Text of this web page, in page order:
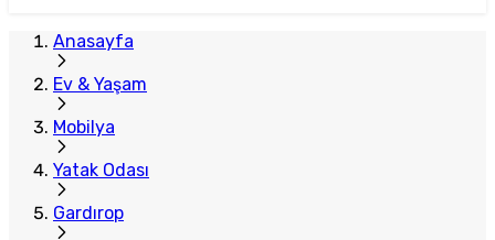
Anasayfa
Ev & Yaşam
Mobilya
Yatak Odası
Gardırop